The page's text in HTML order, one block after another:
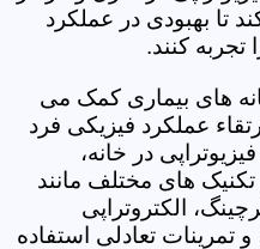
تا بهبودی در عملکرد
کنند.
های بیماری کمک می
عملکرد فیزیکی فرد
در خانه،
های مختلف مانند
الکتروتراپی
تمرینات تعادلی استفاده